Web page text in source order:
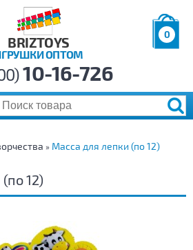
BRIZTOYS
ОПТОМ
0
р.
10-16-726
» Масса для лепки (по 12)
12)